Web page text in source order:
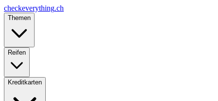
checkeverything.ch
Themen
Reifen
Kreditkarten